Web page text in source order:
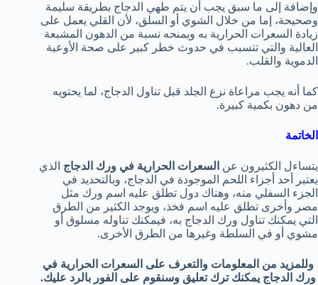
وإضافة إلى ما سبق يجب أن يتم طهي الدجاج بطريقة سليمة
وصحيحة، إما من خلال الشوي أو السلق، لأن القلي يعمل على
زيادة السعرات الحرارية به ويمنحه نسبة من الدهون المشبعة
العالية والتي تتسبب في حدوث خطر كبير على صحة الأوعية
الدموية والقلب.
كما أنه يجب مراعاة نزع الجلد قبل تناول الدجاج، لما يحتويه
من دهون بكمية كبيرة.
الخاتمة
يتساءل الكثيرون عن السعرات الحرارية في ورك الدجاج الذي
يعتبر أحد أجزاء اللحم الموجودة في الدجاج، وبالتحديد في
الجزء السفلي منه، وهناك دول تطلق عليه اسم ورك مثل
مصر وأخرى تطلق عليه اسم فخذ، ويوجد الكثير من الطرق
التي يمكنك تناول ورك الدجاج به، فيمكنك تناوله مسلوق أو
مشوي أو في السلطة وغيرها من الطرق الأخرى.
وللمزيد من المعلومات والتعرف على السعرات الحرارية في
ورك الدجاج يمكنك ترك تعليق وسنقوم على الفور بالرد عليك.